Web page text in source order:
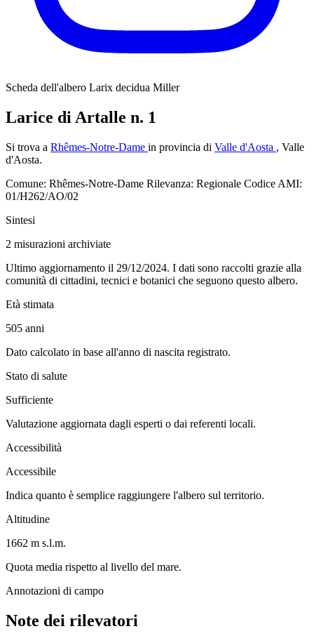
Scheda dell'albero Larix decidua Miller
Larice di Artalle n. 1
Si trova a Rhêmes-Notre-Dame in provincia di Valle d'Aosta , Valle
d'Aosta.
Comune: Rhêmes-Notre-Dame Rilevanza: Regionale Codice AMI:
01/H262/AO/02
Sintesi
2 misurazioni archiviate
Ultimo aggiornamento il 29/12/2024. I dati sono raccolti grazie alla
comunità di cittadini, tecnici e botanici che seguono questo albero.
Età stimata
505 anni
Dato calcolato in base all'anno di nascita registrato.
Stato di salute
Sufficiente
Valutazione aggiornata dagli esperti o dai referenti locali.
Accessibilità
Accessibile
Indica quanto è semplice raggiungere l'albero sul territorio.
Altitudine
1662 m s.l.m.
Quota media rispetto al livello del mare.
Annotazioni di campo
Note dei rilevatori